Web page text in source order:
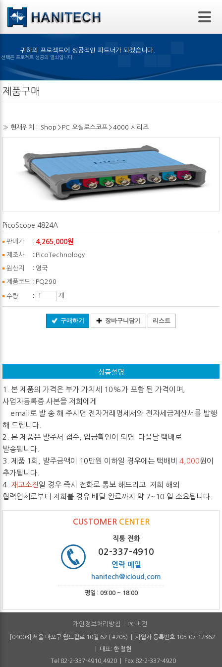
본문 바로가기
귀하의 프로젝트에 성공적인 파트너가 되겠습니다.
제품의 선택은 프로젝트 성공의 열쇠입니다.
제품구매
» 현재위치 : Shop > PC 오실로스코프 >4000 시리즈
PicoScope 4824A
판매가 : 4,265,000원
제조사 : PicoTechnology
원산지 : 영국
제품코드 : PQ290
수량 : 개
구매하기 장바구니담기 리스트
상품설명
1. 본 제품의 가격은 부가 가치세 10%가 포함 된 가격이며,
사업자등록증 사본을 저희에게
email로 발 송 해 주시면 전자거래명세서와 전자세금계산서를 발행
해 드립니다.
2. 본 제품은 발주서 접수, 입금확인이 되면 다음날 택배로
발송됩니다.
3. 제품 1회, 발주금액이 10만원 이하일 경우에는 택배비 4,000원이
추가됩니다.
4. 재고소진 일 경우 즉시 전화로 통보 해드리고 저희 해외
협력업체로부터 저희를 경유 배달 완료까지 약 7~10 일 소요됩니다.
CUSTOMER CENTER
직통 전화
02-337-4910
연락 메일
hanitech@icloud.com
평일 : 09:00 ~ 18:00
개인정보처리방침 PC버전
[04003] 서울 마포구 월드컵로 10길 62 ( #205) | 사업자 등록번호 105-07-12362
| 대표: 한 철헌
Tel 82-2-337-4910,4920 | Fax 82-2-337-4920